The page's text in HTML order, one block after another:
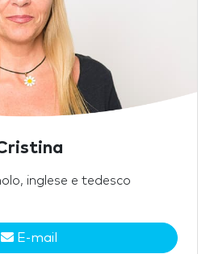
inglese e tedesco
E-mail